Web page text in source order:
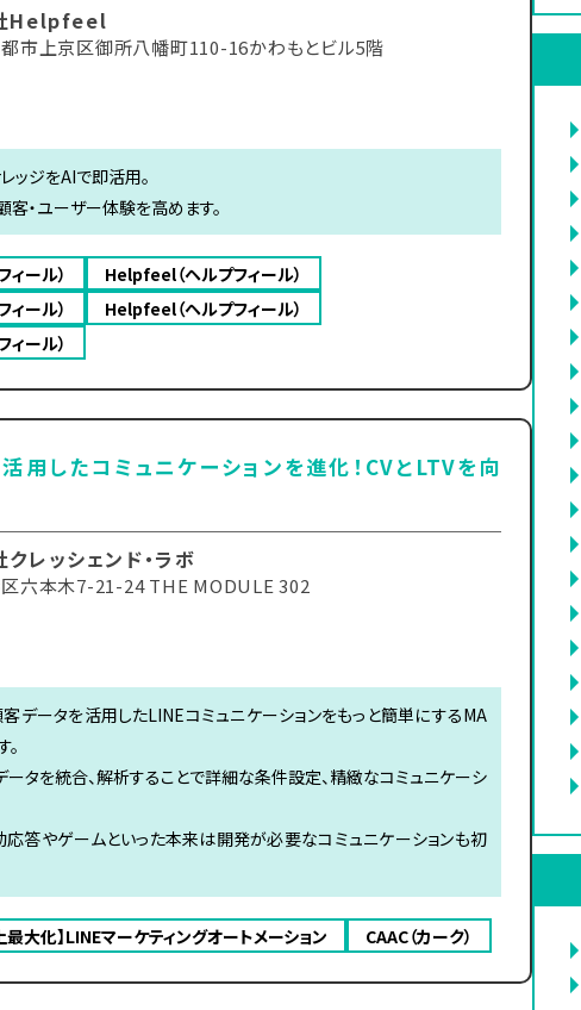
Helpfeel
市上京区御所八幡町110-16かわもとビル5階
ッジをAIで即活用。
・ユーザー体験を高めます。
ール）
Helpfeel（ヘルプフィール）
ール）
Helpfeel（ヘルプフィール）
ール）
用したコミュニケーションを進化！CVとLTVを向
レッシェンド・ラボ
六本木7-21-24 THE MODULE 302
データを活用したLINEコミュニケーションをもっと簡単にするMA
ータを統合、解析することで詳細な条件設定、精緻なコミュニケーシ
応答やゲームといった本来は開発が必要なコミュニケーションも初
大化】LINEマーケティングオートメーション CAAC（カーク）